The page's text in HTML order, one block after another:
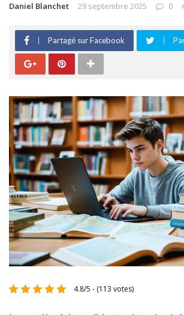
Daniel Blanchet 29 septembre 2025 0
Partagé sur Facebook
4.8/5 - (113 votes)